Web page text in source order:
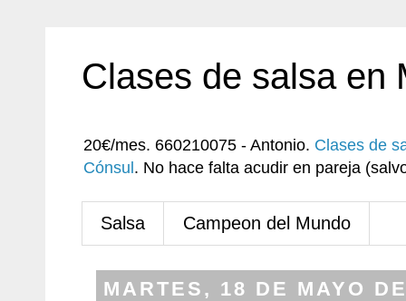
Clases de salsa en
20€/mes. 660210075 - Antonio. Clases de
Cónsul . No hace falta acudir en pareja
Salsa Campeon del Mundo
MARTES, 18 DE MAYO